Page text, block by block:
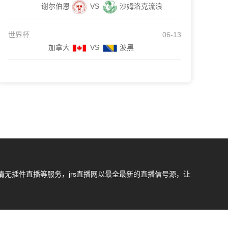
谢尔伯恩 VS 沙姆洛克流浪
世界杯
06-13
加拿大
VS 波黑
插件直播等服务，jrs直播网以最全最新的直播信号源，让